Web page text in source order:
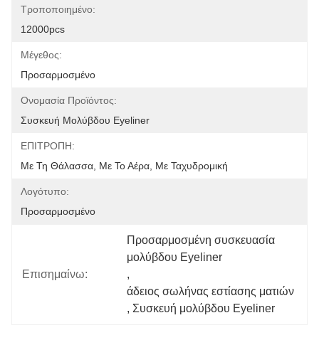
Τροποποιημένο:
12000pcs
Μέγεθος:
Προσαρμοσμένο
Ονομασία Προϊόντος:
Συσκευή Μολύβδου Eyeliner
ΕΠΙΤΡΟΠΗ:
Με Τη Θάλασσα, Με Το Αέρα, Με Ταχυδρομική
Λογότυπο:
Προσαρμοσμένο
Επισημαίνω:
Προσαρμοσμένη συσκευασία
μολύβδου Eyeliner
,
άδειος σωλήνας εστίασης ματιών
, Συσκευή μολύβδου Eyeliner